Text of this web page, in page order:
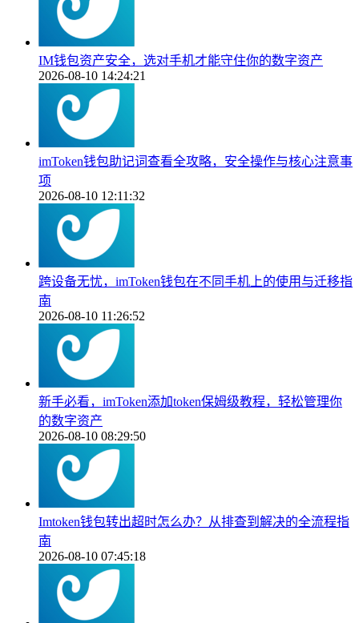
IM钱包资产安全，选对手机才能守住你的数字资产
2026-08-10 14:24:21
imToken钱包助记词查看全攻略，安全操作与核心注意事
项
2026-08-10 12:11:32
跨设备无忧，imToken钱包在不同手机上的使用与迁移指
南
2026-08-10 11:26:52
新手必看，imToken添加token保姆级教程，轻松管理你
的数字资产
2026-08-10 08:29:50
Imtoken钱包转出超时怎么办？从排查到解决的全流程指
南
2026-08-10 07:45:18